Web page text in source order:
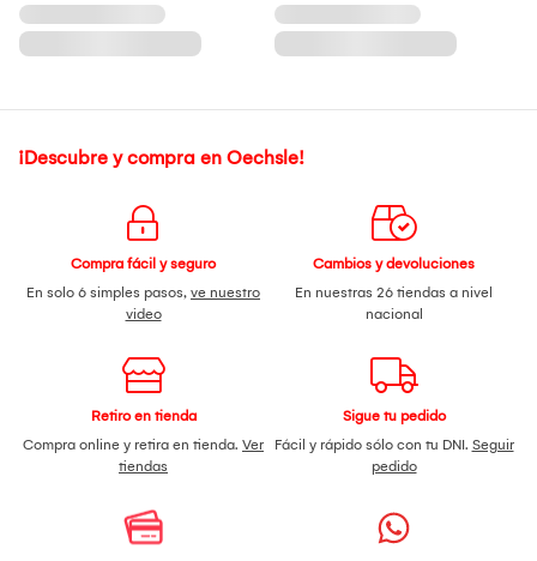
¡Descubre y compra en Oechsle!
Compra fácil y seguro
En solo 6 simples pasos, ve nuestro
video
Cambios y devoluciones
En nuestras 26 tiendas a nivel
nacional
Retiro en tienda
Compra online y retira en tienda. Ver
tiendas
Sigue tu pedido
Fácil y rápido sólo con tu DNI. Seguir
pedido